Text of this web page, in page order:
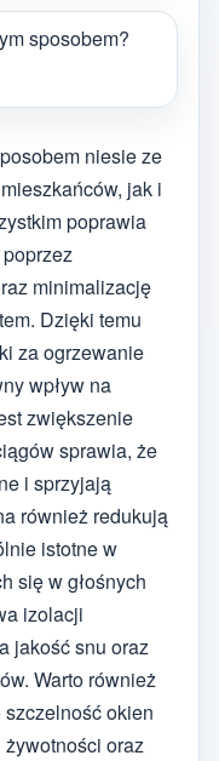
niesie ze
jak i
poprawia
minimalizację
Dzięki temu
za ogrzewanie
wpływ na
zwiększenie
sprawia, że
i sprzyjają
również redukują
istotne w
się w głośnych
izolacji
jakość snu oraz
Warto również
okien
oraz